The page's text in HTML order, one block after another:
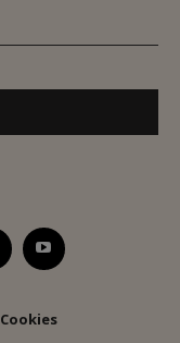
Cookies